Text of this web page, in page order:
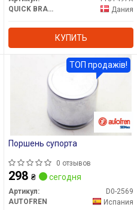
QUICK BRAKE
Дания
КУПИТЬ
Поршень супорта
0 отзывов
298 ₴ сегодня
Артикул:
D0-2569
AUTOFREN
Испания
ТОП продажів!